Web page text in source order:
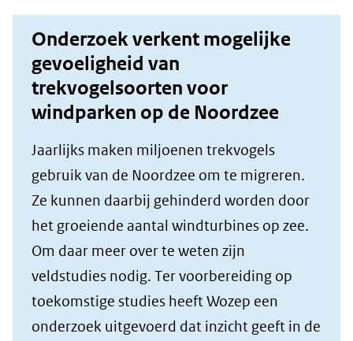
Onderzoek verkent mogelijke
gevoeligheid van
trekvogelsoorten voor
windparken op de Noordzee
Jaarlijks maken miljoenen trekvogels
gebruik van de Noordzee om te migreren.
Ze kunnen daarbij gehinderd worden door
het groeiende aantal windturbines op zee.
Om daar meer over te weten zijn
veldstudies nodig. Ter voorbereiding op
toekomstige studies heeft Wozep een
onderzoek uitgevoerd dat inzicht geeft in de